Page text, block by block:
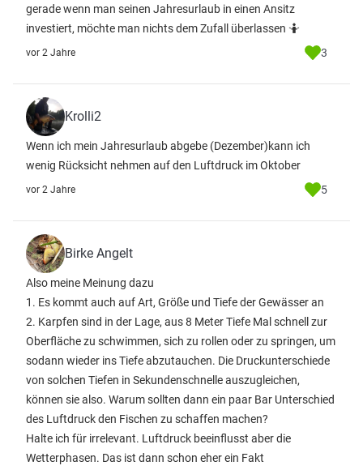
gerade wenn man seinen Jahresurlaub in einen Ansitz
investiert, möchte man nichts dem Zufall überlassen 🤷
vor 2 Jahre 3
Krolli2
Wenn ich mein Jahresurlaub abgebe (Dezember)kann ich
wenig Rücksicht nehmen auf den Luftdruck im Oktober
vor 2 Jahre 5
Birke Angelt
Also meine Meinung dazu
1. Es kommt auch auf Art, Größe und Tiefe der Gewässer an
2. Karpfen sind in der Lage, aus 8 Meter Tiefe Mal schnell zur
Oberfläche zu schwimmen, sich zu rollen oder zu springen, um
sodann wieder ins Tiefe abzutauchen. Die Druckunterschiede
von solchen Tiefen in Sekundenschnelle auszugleichen,
können sie also. Warum sollten dann ein paar Bar Unterschied
des Luftdruck den Fischen zu schaffen machen?
Halte ich für irrelevant. Luftdruck beeinflusst aber die
Wetterphasen. Das ist dann schon eher ein Fakt